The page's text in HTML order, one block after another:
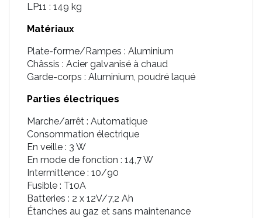
LP11 : 149 kg
Matériaux
Plate-forme/Rampes : Aluminium
Châssis : Acier galvanisé à chaud
Garde-corps : Aluminium, poudré laqué
Parties électriques
Marche/arrêt : Automatique
Consommation électrique
En veille : 3 W
En mode de fonction : 14,7 W
Intermittence : 10/90
Fusible : T10A
Batteries : 2 x 12V/7,2 Ah
Étanches au gaz et sans maintenance